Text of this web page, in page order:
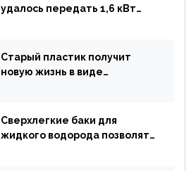
удалось передать 1,6 кВт
Старый пластик получит
новую жизнь в виде
Сверхлегкие баки для
жидкого водорода позволят